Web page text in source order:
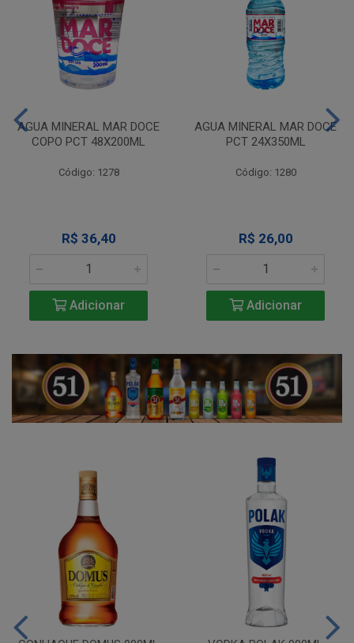
AGUA MINERAL MAR DOCE
COPO PCT 48X200ML
Código: 1278
R$ 36,40
Adicionar
AGUA MINERAL MAR DOCE
PCT 24X350ML
Código: 1280
R$ 26,00
Adicionar